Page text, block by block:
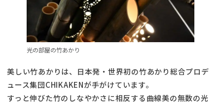
光の部屋の竹あかり
美しい竹あかりは、日本発・世界初の竹あかり総合プロデ
ュース集団CHIKAKENが手がけています。
すっと伸びた竹のしなやかさに相反する曲線美の無数の光